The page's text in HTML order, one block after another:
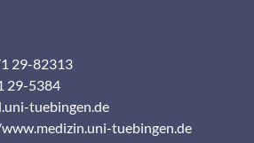
29-82313
29-5384
tuebingen.de
tuebingen.de